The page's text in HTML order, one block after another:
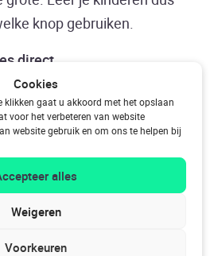
Cookies
klikken gaat u akkoord met het opslaan
voor het verbeteren van website
website gebruik en om ons te helpen bij
alles
Weigeren
Voorkeuren
knop gebruiken.
direct.
of lekkende stortbak
water. Repareer dit snel en
stroom als ze op stand-by
uit of gebruik een
met schakelaar. De